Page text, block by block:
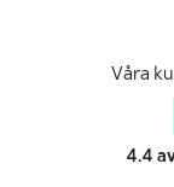
Våra
4.4